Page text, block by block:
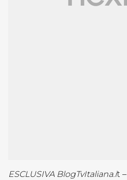
ESCLUSIVA BlogTvItaliana.it –